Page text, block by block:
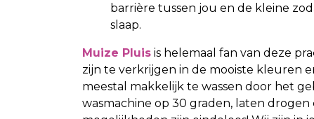
barrière tussen jou en de kleine
slaap.
Muize Pluis is helemaal fan van deze
zijn te verkrijgen in de mooiste kleuren
meestal makkelijk te wassen door het
wasmachine op 30 graden, laten